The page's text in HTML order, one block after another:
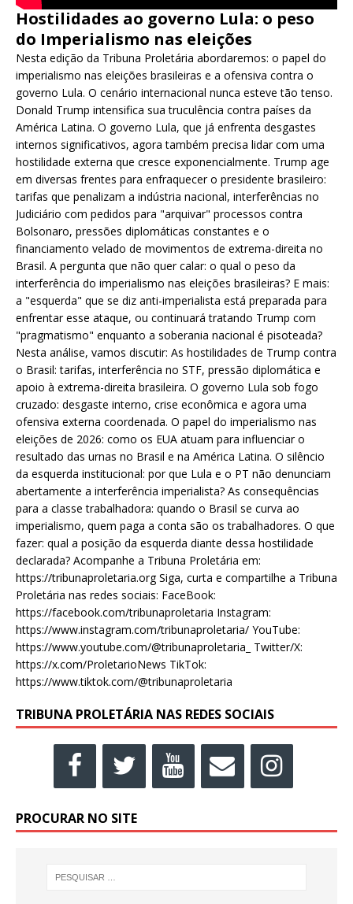
Hostilidades ao governo Lula: o peso
do Imperialismo nas eleições
Nesta edição da Tribuna Proletária abordaremos: o papel do
imperialismo nas eleições brasileiras e a ofensiva contra o
governo Lula. O cenário internacional nunca esteve tão tenso.
Donald Trump intensifica sua truculência contra países da
América Latina. O governo Lula, que já enfrenta desgastes
internos significativos, agora também precisa lidar com uma
hostilidade externa que cresce exponencialmente. Trump age
em diversas frentes para enfraquecer o presidente brasileiro:
tarifas que penalizam a indústria nacional, interferências no
Judiciário com pedidos para "arquivar" processos contra
Bolsonaro, pressões diplomáticas constantes e o
financiamento velado de movimentos de extrema-direita no
Brasil. A pergunta que não quer calar: o qual o peso da
interferência do imperialismo nas eleições brasileiras? E mais:
a "esquerda" que se diz anti-imperialista está preparada para
enfrentar esse ataque, ou continuará tratando Trump com
"pragmatismo" enquanto a soberania nacional é pisoteada?
Nesta análise, vamos discutir: As hostilidades de Trump contra
o Brasil: tarifas, interferência no STF, pressão diplomática e
apoio à extrema-direita brasileira. O governo Lula sob fogo
cruzado: desgaste interno, crise econômica e agora uma
ofensiva externa coordenada. O papel do imperialismo nas
eleições de 2026: como os EUA atuam para influenciar o
resultado das urnas no Brasil e na América Latina. O silêncio
da esquerda institucional: por que Lula e o PT não denunciam
abertamente a interferência imperialista? As consequências
para a classe trabalhadora: quando o Brasil se curva ao
imperialismo, quem paga a conta são os trabalhadores. O que
fazer: qual a posição da esquerda diante dessa hostilidade
declarada? Acompanhe a Tribuna Proletária em:
https://tribunaproletaria.org Siga, curta e compartilhe a Tribuna
Proletária nas redes sociais: FaceBook:
https://facebook.com/tribunaproletaria Instagram:
https://www.instagram.com/tribunaproletaria/ YouTube:
https://www.youtube.com/@tribunaproletaria_ Twitter/X:
https://x.com/ProletarioNews TikTok:
https://www.tiktok.com/@tribunaproletaria
TRIBUNA PROLETÁRIA NAS REDES SOCIAIS
PROCURAR NO SITE